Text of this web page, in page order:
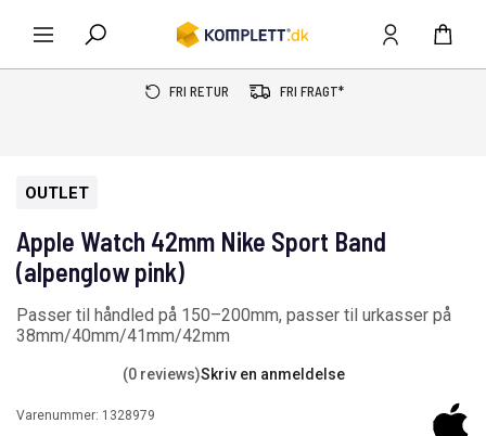
FRI RETUR FRI FRAGT*
OUTLET
Apple Watch 42mm Nike Sport Band
(alpenglow pink)
Passer til håndled på 150–200mm, passer til urkasser på
38mm/40mm/41mm/42mm
(0 reviews)Skriv en anmeldelse
Varenummer: 1328979